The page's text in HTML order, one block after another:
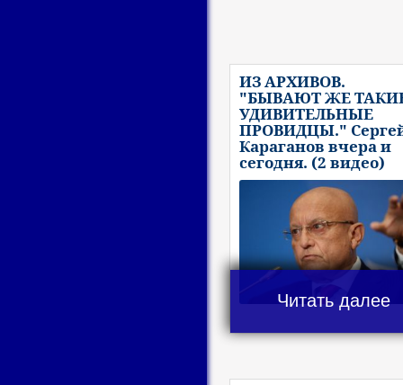
ИЗ АРХИВОВ.
"БЫВАЮТ ЖЕ
УДИВИТЕЛЬНЫЕ
ПРОВИДЦЫ."
Караганов вчера и
сегодня. (2 видео)
Читать далее